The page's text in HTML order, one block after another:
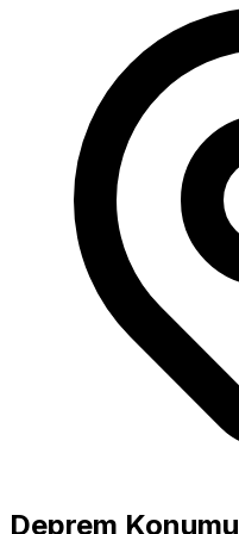
Deprem Konumu